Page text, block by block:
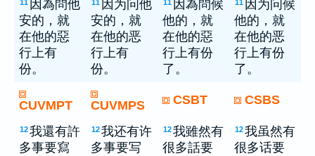
11 因為問他
安的，就
在他的惡
行上有
份。
11 因为问他
安的，就
在他的恶
行上有
份。
11 因為問候
他的，就
在他的惡
行上有份
了。
11 因为问候
他的，就
在他的恶
行上有份
了。
CUVMPT CUVMPS CSBT CSBS
12我還有許
多事要寫
12我还有许
多事要写
12我雖然有
很多話要
12我虽然有
很多话要